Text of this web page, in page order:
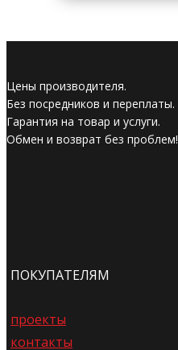
Цены производителя.
Без посредников и переплаты.
Гарантия на товар и услуги.
Обмен и возврат без проблем!
ПОКУПАТЕЛЯМ
проекты
контакты